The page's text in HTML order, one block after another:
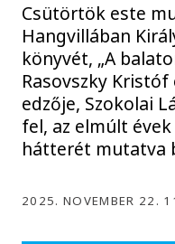
Csütörtök este
Hangvillában
könyvét, „A
Rasovszky
edzője, Szokolai
fel, az elmúlt
hátterét mutatva
2025. NOVEMBER 22.